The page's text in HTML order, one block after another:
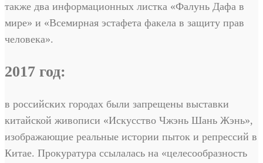
также два информационных листка «Фалунь Дафа в
мире» и «Всемирная эстафета факела в защиту прав
человека».
2017 год:
в российских городах были запрещены выставки
китайской живописи «Искусство Чжэнь Шань Жэнь»,
изображающие реальные истории пыток и репрессий в
Китае. Прокуратура ссылалась на «целесообразность